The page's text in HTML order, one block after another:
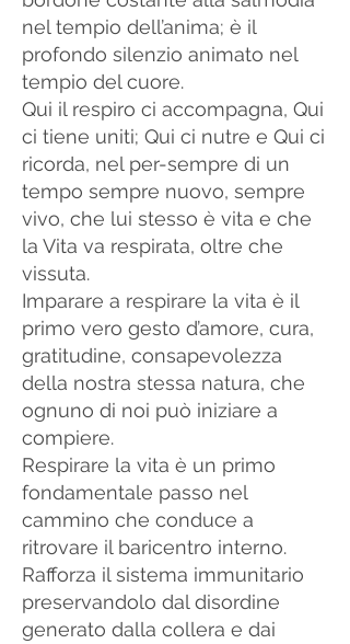
nel tempio dell’anima; è il
profondo silenzio animato nel
tempio del cuore.
Qui il respiro ci accompagna, Qui
ci tiene uniti; Qui ci nutre e Qui ci
ricorda, nel per-sempre di un
tempo sempre nuovo, sempre
vivo, che lui stesso è vita e che
la Vita va respirata, oltre che
vissuta.
Imparare a respirare la vita è il
primo vero gesto d’amore, cura,
gratitudine, consapevolezza
della nostra stessa natura, che
ognuno di noi può iniziare a
compiere.
Respirare la vita è un primo
fondamentale passo nel
cammino che conduce a
ritrovare il baricentro interno.
Rafforza il sistema immunitario
preservandolo dal disordine
generato dalla collera e dai